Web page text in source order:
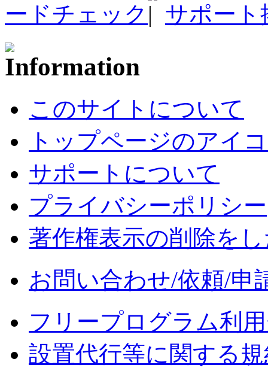
ードチェック
サポート
このサイトについて
トップページのアイ
サポートについて
プライバシーポリシー
著作権表示の削除を
お問い合わせ/依頼/申
フリープログラム利
設置代行等に関する